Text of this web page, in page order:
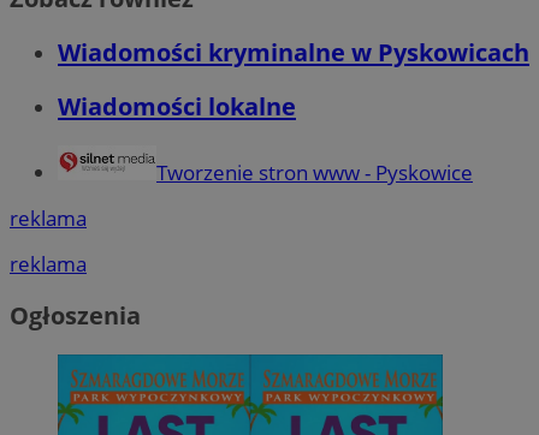
Wiadomości kryminalne w Pyskowicach
Wiadomości lokalne
Tworzenie stron www - Pyskowice
reklama
reklama
Ogłoszenia